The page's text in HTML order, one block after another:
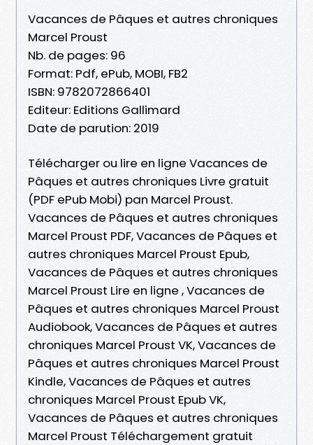
Vacances de Pâques et autres chroniques
Marcel Proust
Nb. de pages: 96
Format: Pdf, ePub, MOBI, FB2
ISBN: 9782072866401
Editeur: Editions Gallimard
Date de parution: 2019
Télécharger ou lire en ligne Vacances de
Pâques et autres chroniques Livre gratuit
(PDF ePub Mobi) pan Marcel Proust.
Vacances de Pâques et autres chroniques
Marcel Proust PDF, Vacances de Pâques et
autres chroniques Marcel Proust Epub,
Vacances de Pâques et autres chroniques
Marcel Proust Lire en ligne , Vacances de
Pâques et autres chroniques Marcel Proust
Audiobook, Vacances de Pâques et autres
chroniques Marcel Proust VK, Vacances de
Pâques et autres chroniques Marcel Proust
Kindle, Vacances de Pâques et autres
chroniques Marcel Proust Epub VK,
Vacances de Pâques et autres chroniques
Marcel Proust Téléchargement gratuit